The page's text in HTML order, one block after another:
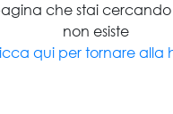
che stai cercando
non esiste
qui per tornare alla